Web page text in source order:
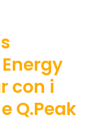
con i
Q.Peak